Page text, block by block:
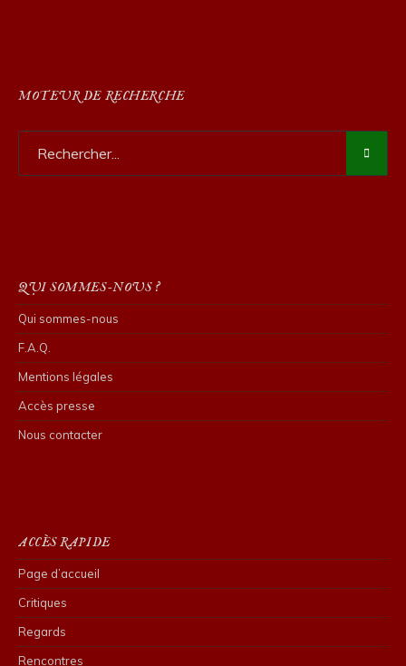
MOTEUR DE RECHERCHE
QUI SOMMES-NOUS ?
Qui sommes-nous
F.A.Q.
Mentions légales
Accès presse
Nous contacter
ACCÈS RAPIDE
Page d’accueil
Critiques
Regards
Rencontres